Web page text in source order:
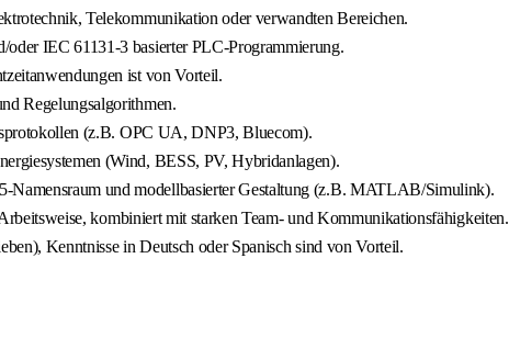
Telekommunikation oder verwandten Bereichen.
IEC 61131-3 basierter PLC-Programmierung.
ist von Vorteil.
Regelungsalgorithmen.
(z.B. OPC UA, DNP3, Bluecom).
(Wind, BESS, PV, Hybridanlagen).
Namensraum und modellbasierter Gestaltung (z.B. MATLAB/Simulink).
kombiniert mit starken Team- und Kommunikationsfähigkeiten.
Kenntnisse in Deutsch oder Spanisch sind von Vorteil.